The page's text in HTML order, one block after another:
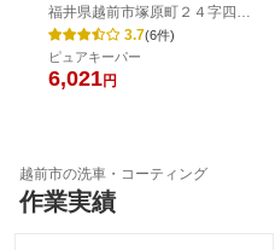
福井県越前市塚原町２４字四反
田１－２
3.7(6件)
ピュアキーパー
6,021円
越前市の洗車・コーティング
作業実績